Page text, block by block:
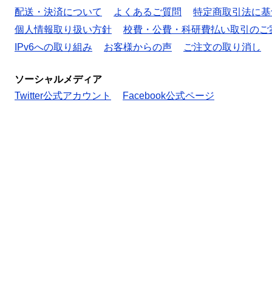
配送・決済について
よくあるご質問
特定商取引法に
個人情報取り扱い方針
校費・公費・科研費払い取引のご
IPv6への取り組み
お客様からの声 ご注文の取り消し
ソーシャルメディア
Twitter公式アカウント
Facebook公式ページ